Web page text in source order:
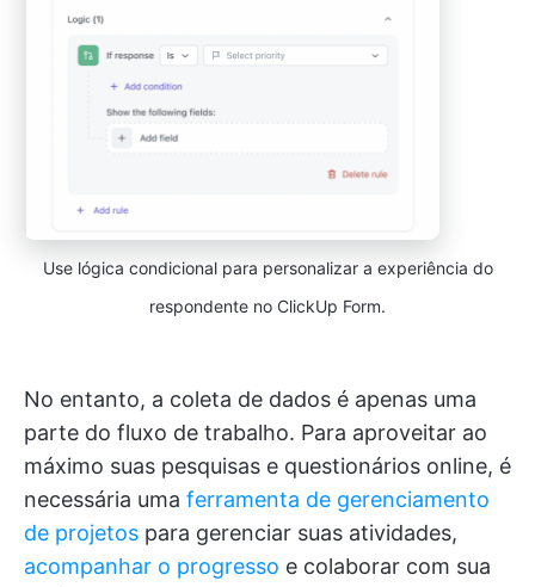
Use lógica condicional para personalizar a experiência do
respondente no ClickUp Form.
No entanto, a coleta de dados é apenas uma
parte do fluxo de trabalho. Para aproveitar ao
máximo suas pesquisas e questionários online, é
necessária uma ferramenta de gerenciamento
de projetos para gerenciar suas atividades,
acompanhar o progresso e colaborar com sua